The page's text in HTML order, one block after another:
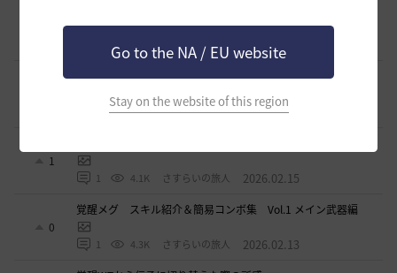
Go to the NA / EU website
Stay on the website of this region
ル錬成）／スキル特化／小技まとめ（2026/02）
3.7K 片倉優樹VT 2026.02.27
コルセアの奪われた歴史 黒い砂漠史上１ではないだろ
2.7K もんもんもん 2026.02.16
1
1 4.1K さすらいの旅人 2026.02.15
0
覚醒メグ スキル紹介＆簡易コンボ集 Vol.1 メイン武器編
1 4.3K さすらいの旅人 2026.02.13